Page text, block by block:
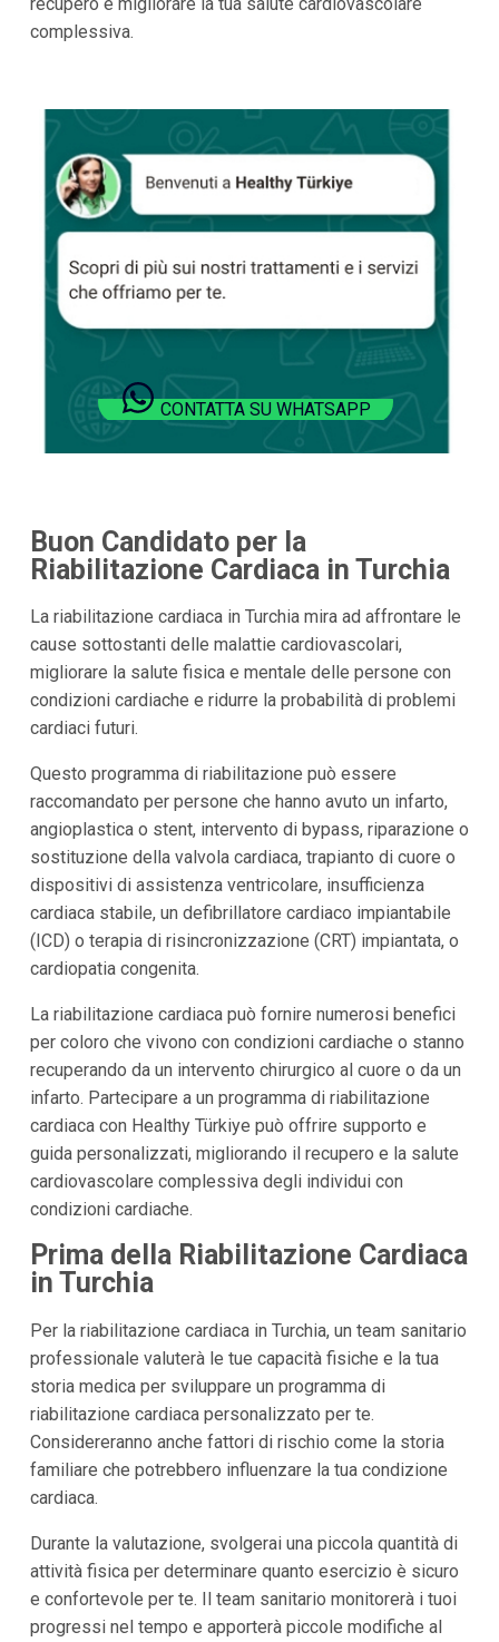
complessiva.
CONTATTA SU WHATSAPP
Buon Candidato per la
Riabilitazione Cardiaca in Turchia
La riabilitazione cardiaca in Turchia mira ad affrontare le
cause sottostanti delle malattie cardiovascolari,
migliorare la salute fisica e mentale delle persone con
condizioni cardiache e ridurre la probabilità di problemi
cardiaci futuri.
Questo programma di riabilitazione può essere
raccomandato per persone che hanno avuto un infarto,
angioplastica o stent, intervento di bypass, riparazione o
sostituzione della valvola cardiaca, trapianto di cuore o
dispositivi di assistenza ventricolare, insufficienza
cardiaca stabile, un defibrillatore cardiaco impiantabile
(ICD) o terapia di risincronizzazione (CRT) impiantata, o
cardiopatia congenita.
La riabilitazione cardiaca può fornire numerosi benefici
per coloro che vivono con condizioni cardiache o stanno
recuperando da un intervento chirurgico al cuore o da un
infarto. Partecipare a un programma di riabilitazione
cardiaca con Healthy Türkiye può offrire supporto e
guida personalizzati, migliorando il recupero e la salute
cardiovascolare complessiva degli individui con
condizioni cardiache.
Prima della Riabilitazione Cardiaca
in Turchia
Per la riabilitazione cardiaca in Turchia, un team sanitario
professionale valuterà le tue capacità fisiche e la tua
storia medica per sviluppare un programma di
riabilitazione cardiaca personalizzato per te.
Considereranno anche fattori di rischio come la storia
familiare che potrebbero influenzare la tua condizione
cardiaca.
Durante la valutazione, svolgerai una piccola quantità di
attività fisica per determinare quanto esercizio è sicuro
e confortevole per te. Il team sanitario monitorerà i tuoi
progressi nel tempo e apporterà piccole modifiche al